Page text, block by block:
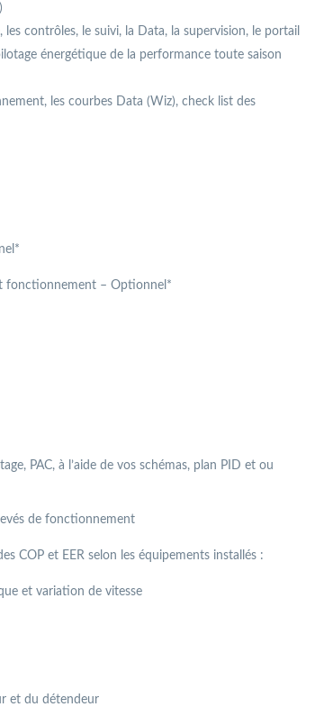
contrôles, le suivi, la Data, la supervision, le portail
énergétique de la performance toute saison
les courbes Data (Wiz), check list des
fonctionnement – Optionnel*
PAC, à l’aide de vos schémas, plan PID et ou
de fonctionnement
COP et EER selon les équipements installés :
et variation de vitesse
et du détendeur